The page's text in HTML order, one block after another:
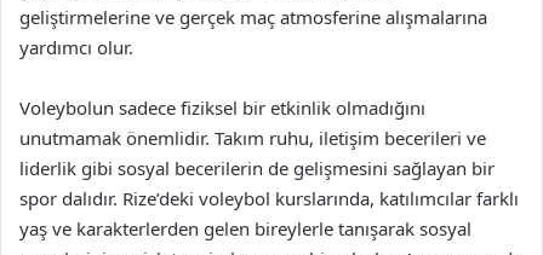
geliştirmelerine ve gerçek maç atmosferine alışmalarına
yardımcı olur.
Voleybolun sadece fiziksel bir etkinlik olmadığını
unutmamak önemlidir. Takım ruhu, iletişim becerileri ve
liderlik gibi sosyal becerilerin de gelişmesini sağlayan bir
spor dalıdır. Rize’deki voleybol kurslarında, katılımcılar farklı
yaş ve karakterlerden gelen bireylerle tanışarak sosyal